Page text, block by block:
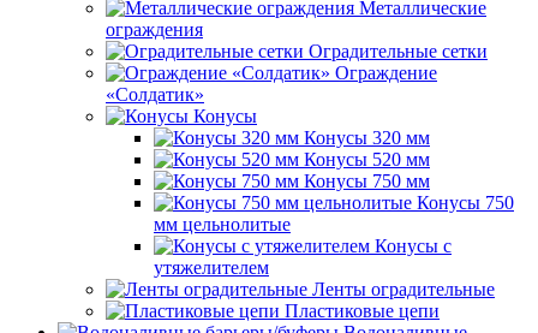
Металлические
ограждения
Оградительные сетки
Ограждение
«Солдатик»
Конусы
Конусы 320 мм
Конусы 520 мм
Конусы 750 мм
Конусы 750
мм цельнолитые
Конусы с
утяжелителем
Ленты оградительные
Пластиковые цепи